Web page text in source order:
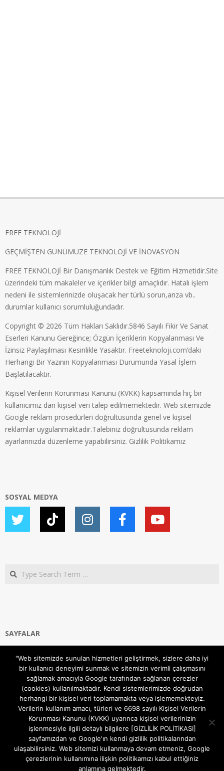
FREE TEKNOLOJİ
GEÇMİŞTEN GÜNÜMÜZE TEKNOLOJİ VE İNOVASYON
FREE TEKNOLOJİ Bir Danışmanlık Destek ve Eğitim Hizmetidir.Site
üzerindeki tüm makaleler ve içerikler bilgi amaçlıdır. Hatalı işlem
nedeni ile sistemlerinizde oluşacak her türlü sorun,arıza vb..
durumlar kullanıcı sorumluluğundadır.
Copyright © 2026 Tüm Hakları Saklıdır.5846 Sayılı Fikir Ve Sanat
Eserleri Kanunu Gereğince; Özgün İçeriklerin Kopyalanması Ve
İzinsiz Paylaşılması Kesinlikle Yasaktır. Freeteknoloji.com’daki
Herhangi Bir Yazının Kopyalanması Durumunda Yasal İşlem
Başlatılacaktır.
Kişisel Verilerin Korunması Kanunu (KVKK) kapsamında hiç bir
kullanıcımız dan kişisel veri talep edilmemektedir. Web sitemizde
Google reklam prosedürleri doğrultusunda genel ve kişisel
reklamlar uygulanmaktadır.Talebiniz doğrultusunda reklam
ayarlarınızda düzenleme yapabilirsiniz. Gizlilik Politikamız
SOSYAL MEDYA
Search
SAYFALAR
Gizlilik ve Çerezler (Cookies) Politikası
Hakkımızda
İletişim Kanalları
MODEM KURULUM
TEKNİK DESTEK
TELEVİZYON SİSTEMLERİ
"Web sitemizde sunulan hizmetleri geliştirmek, sizlere daha iyi
bir kullanıcı deneyimi sunmak ve sitemizin verimli çalışmasını
sağlamak amacıyla Google tarafından sağlanan çerezler
(cookies) kullanılmaktadır. Kendi sistemlerimizde doğrudan
herhangi bir kişisel veri toplamamakta veya işlememekteyiz.
Verilerin kullanım amacı, türleri ve 6698 sayılı Kişisel Verilerin
Korunması Kanunu (KVKK) uyarınca kişisel verilerinizin
işlenmesiyle ilgili detaylı bilgilere [GİZLİLİK POLİTİKASI]
sayfamızdan ve Google'ın kendi gizlilik politikalarından
ulaşabilirsiniz. Web sitemizi kullanmaya devam etmeniz, Google
çerezlerinin kullanımına ilişkin politikamızı kabul ettiğiniz
anlamına gelmektedir.